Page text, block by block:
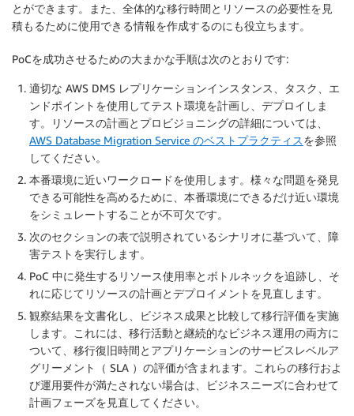
とができます。また、全体的な移行時間とリソースの必要性を見
積もるために使用できる情報を作成するのにも役立ちます。
PoCを成功させるための大まかな手順は次のとおりです:
適切な AWS DMS レプリケーションインスタンス、タスク、エ
ンドポイントを使用してテスト環境を計画し、デプロイしま
す。リソースの計画とプロビジョニングの詳細については、
AWS Database Migration Service のベストプラクティスを参照
してください。
本番環境に近いワークロードを使用します。様々な問題を発見
できる可能性を高めるために、本番環境にできるだけ近い環境
をシミュレートすることが不可欠です。
次のセクションの表で説明されているシナリオに基づいて、障
害テストを実行します。
PoC 中に発生するリソース使用率とボトルネックを追跡し、そ
れに応じてリソースの計画とデプロイメントを見直します。
観察結果を文書化し、ビジネス成果と比較して移行評価を実施
します。これには、移行活動と継続的なビジネス運用の両方に
ついて、移行復旧時間とアプリケーションのサービスレベルア
グリーメント（ SLA ）の評価が含まれます。これらの移行およ
び運用要件が満たされない場合は、ビジネスニーズに合わせて
計画フェーズを見直してください。